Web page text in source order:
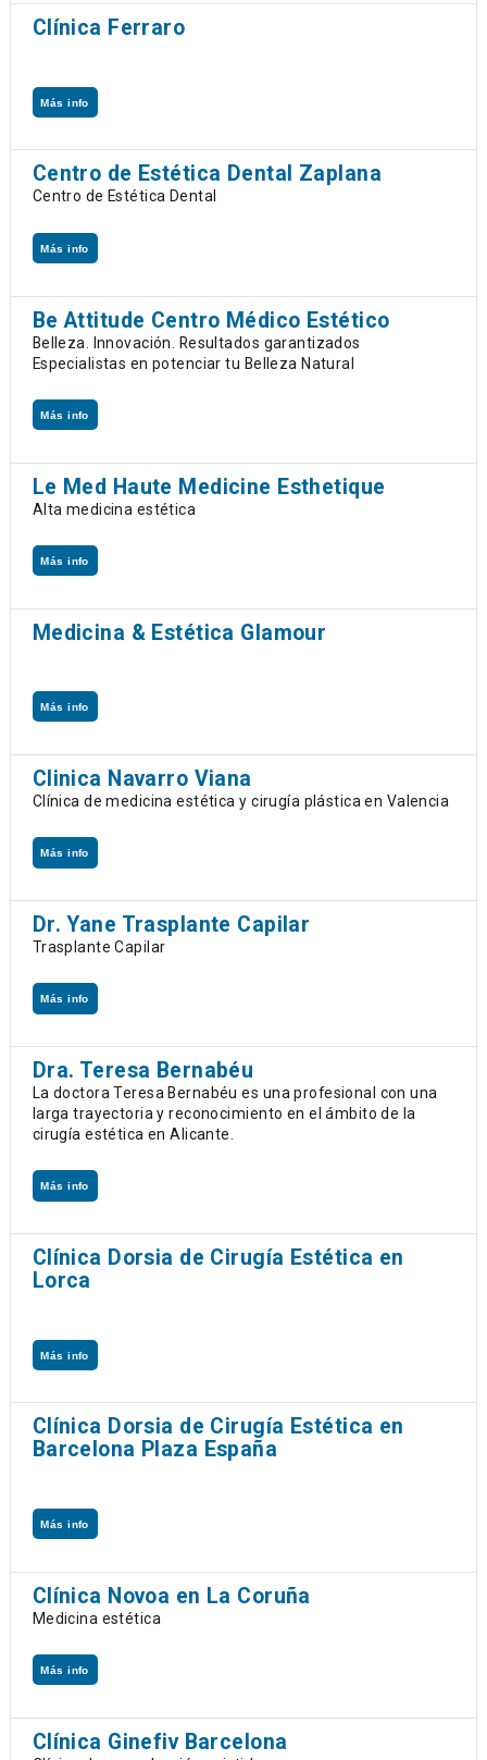
Clínica Ferraro
Más info
Centro de Estética Dental Zaplana
Centro de Estética Dental
Más info
Be Attitude Centro Médico Estético
Belleza. Innovación. Resultados garantizados
Especialistas en potenciar tu Belleza Natural
Más info
Le Med Haute Medicine Esthetique
Alta medicina estética
Más info
Medicina & Estética Glamour
Más info
Clinica Navarro Viana
Clínica de medicina estética y cirugía plástica en Valencia
Más info
Dr. Yane Trasplante Capilar
Trasplante Capilar
Más info
Dra. Teresa Bernabéu
La doctora Teresa Bernabéu es una profesional con una
larga trayectoria y reconocimiento en el ámbito de la
cirugía estética en Alicante.
Más info
Clínica Dorsia de Cirugía Estética en
Lorca
Más info
Clínica Dorsia de Cirugía Estética en
Barcelona Plaza España
Más info
Clínica Novoa en La Coruña
Medicina estética
Más info
Clínica Ginefiv Barcelona